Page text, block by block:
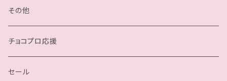
桐原季子
四ツ葉ミヤ
沙也加
高梨将弘／Masahiro Takanashi
我闘雲舞／Gatoh Move
その他
チョコプロ応援
セール